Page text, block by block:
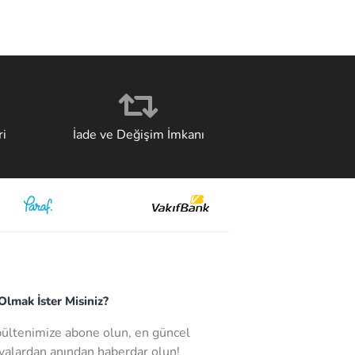
İade ve Değişim İmkanı
İster Misiniz?
abone olun, en güncel